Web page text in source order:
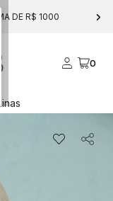
DE R$ 1000
0